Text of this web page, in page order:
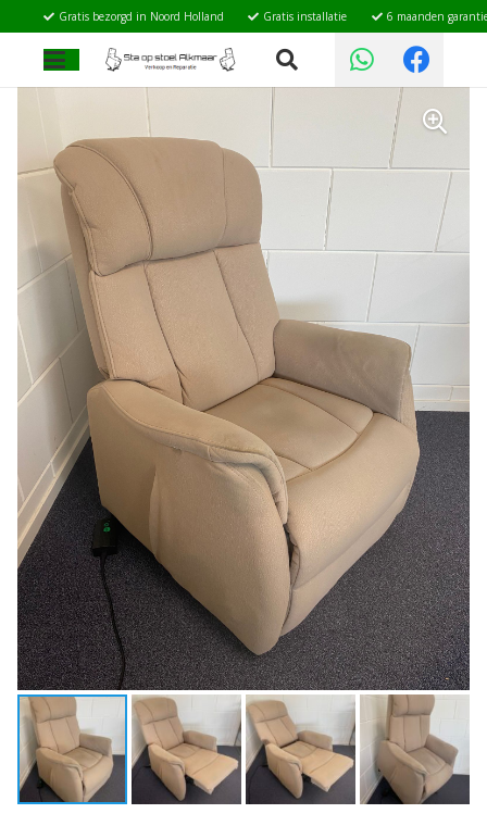
Gratis bezorgd in Noord Holland Gratis installatie 6 maanden